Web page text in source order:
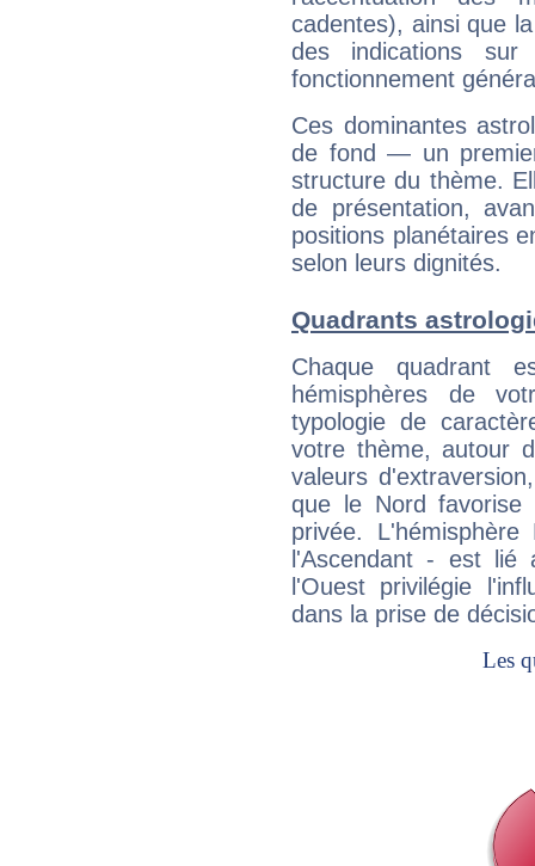
cadentes), ainsi que
des indications sur
fonctionnement
Ces dominantes
de fond — un
structure du thème.
de présentation,
positions planétaires
selon leurs dignités.
Quadrants
Chaque quadrant
hémisphères de
typologie de
votre thème, autour
valeurs
que le Nord favorise
privée.
l'Ascendant - est
l'Ouest privilégie
dans la prise de